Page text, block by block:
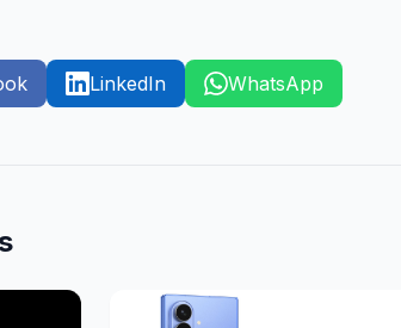
LinkedIn WhatsApp